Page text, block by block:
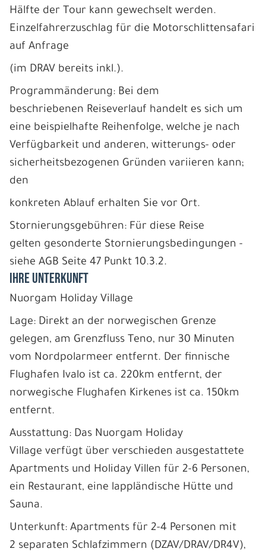
Hälfte der Tour kann gewechselt werden.
Einzelfahrerzuschlag für die Motorschlittensafari
auf Anfrage
(im DRAV bereits inkl.).
Programmänderung: Bei dem
beschriebenen Reiseverlauf handelt es sich um
eine beispielhafte Reihenfolge, welche je nach
Verfügbarkeit und anderen, witterungs- oder
sicherheitsbezogenen Gründen variieren kann;
den
konkreten Ablauf erhalten Sie vor Ort.
Stornierungsgebühren: Für diese Reise
gelten gesonderte Stornierungsbedingungen -
siehe AGB Seite 47 Punkt 10.3.2.
IHRE UNTERKUNFT
Nuorgam Holiday Village
Lage: Direkt an der norwegischen Grenze
gelegen, am Grenzfluss Teno, nur 30 Minuten
vom Nordpolarmeer entfernt. Der finnische
Flughafen Ivalo ist ca. 220km entfernt, der
norwegische Flughafen Kirkenes ist ca. 150km
entfernt.
Ausstattung: Das Nuorgam Holiday
Village verfügt über verschieden ausgestattete
Apartments und Holiday Villen für 2-6 Personen,
ein Restaurant, eine lappländische Hütte und
Sauna.
Unterkunft: Apartments für 2-4 Personen mit
2 separaten Schlafzimmern (DZAV/DRAV/DR4V),